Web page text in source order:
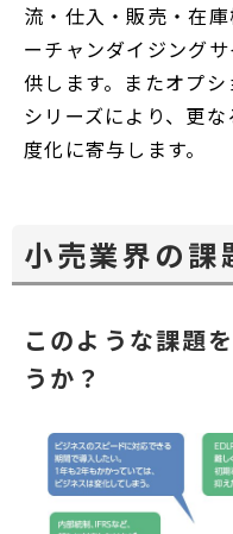
流・仕入・販売・在
ーチャンダイジング
供します。またオプ
シリーズにより、更
度化に寄与します。
小売業界の課
このような課題
うか？